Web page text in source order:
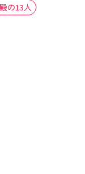
の13人